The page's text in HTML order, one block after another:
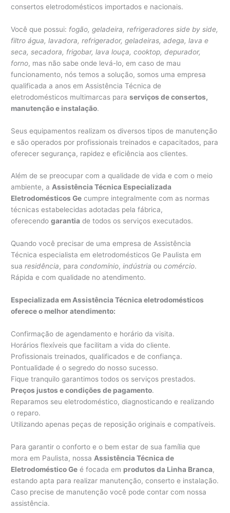
consertos eletrodomésticos importados e nacionais.
Você que possui: fogão, geladeira, refrigeradores side by side,
filtro água, lavadora, refrigerador, geladeiras, adega, lava e
seca, secadora, frigobar, lava louça, cooktop, depurador,
forno, mas não sabe onde levá-lo, em caso de mau
funcionamento, nós temos a solução, somos uma empresa
qualificada a anos em Assistência Técnica de
eletrodomésticos multimarcas paraserviços de consertos,
manutenção e instalação.
Seus equipamentos realizam os diversos tipos de manutenção
e são operados por profissionais treinados e capacitados, para
oferecer segurança, rapidez e eficiência aos clientes.
Além de se preocupar com a qualidade de vida e com o meio
ambiente, aAssistência Técnica Especializada
Eletrodomésticos Ge cumpre integralmente com as normas
técnicas estabelecidas adotadas pela fábrica,
oferecendogarantia de todos os serviços executados.
Quando você precisar de uma empresa de Assistência
Técnica especialista em eletrodomésticos Ge Paulista em
suaresidência, paracondomínio,indústria oucomércio.
Rápida e com qualidade no atendimento.
Especializada em Assistência Técnica eletrodomésticos
oferece o melhor atendimento:
Confirmação de agendamento e horário da visita.
Horários flexíveis que facilitam a vida do cliente.
Profissionais treinados, qualificados e de confiança.
Pontualidade é o segredo do nosso sucesso.
Fique tranquilo garantimos todos os serviços prestados.
Preços justos e condições de pagamento.
Reparamos seu eletrodoméstico, diagnosticando e realizando
o reparo.
Utilizando apenas peças de reposição originais e compatíveis.
Para garantir o conforto e o bem estar de sua família que
mora em Paulista, nossa Assistência Técnica de
Eletrodoméstico Ge é focada em produtos da Linha Branca,
estando apta para realizar manutenção, conserto e instalação.
Caso precise de manutenção você pode contar com nossa
assistência.